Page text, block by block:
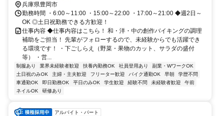
兵庫県豊岡市
勤務時間 ・6:00～11:00 ・15:00～22:00 ・17:00～21:00 ◆週2日～
OK ◎土日祝勤務できる方歓迎！
仕事内容 ◆仕事内容はこちら！ 和・洋・中の創作バイキングの調理
補助をご担当！ 先輩がフォローするので、未経験からでも活躍でき
る環境です！ ・下ごしらえ（野菜・果物のカット、サラダの盛付
等） ・営...
制服あり 業界未経験者歓迎 扶養内勤務OK 社員登用あり
副業・WワークOK
土日祝のみOK
主婦・主夫歓迎 フリーター歓迎 バイク通勤OK 早朝
学歴不問
車通勤OK
即日勤務OK 平日のみOK 学生歓迎 経験不問 未経験者歓迎
午前
ネイルOK
研修あり
アルバイト・パート